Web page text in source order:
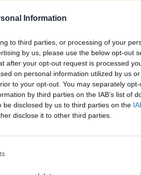
Information
to third parties, or processing of your
by us, please use the below opt-out
after your opt-out request is processed
on personal information utilized by us
to your opt-out. You may separately
by third parties on the IAB’s list of
disclosed by us to third parties on the
disclose it to other third parties.